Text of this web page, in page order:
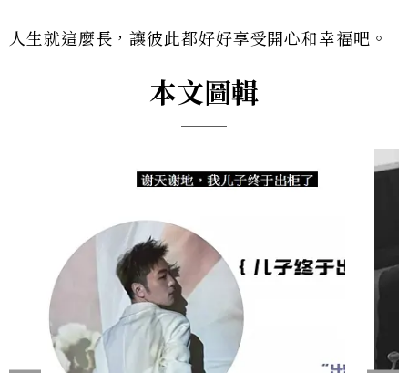
人生就這麼長，讓彼此都好好享受開心和幸福吧。
本文圖輯